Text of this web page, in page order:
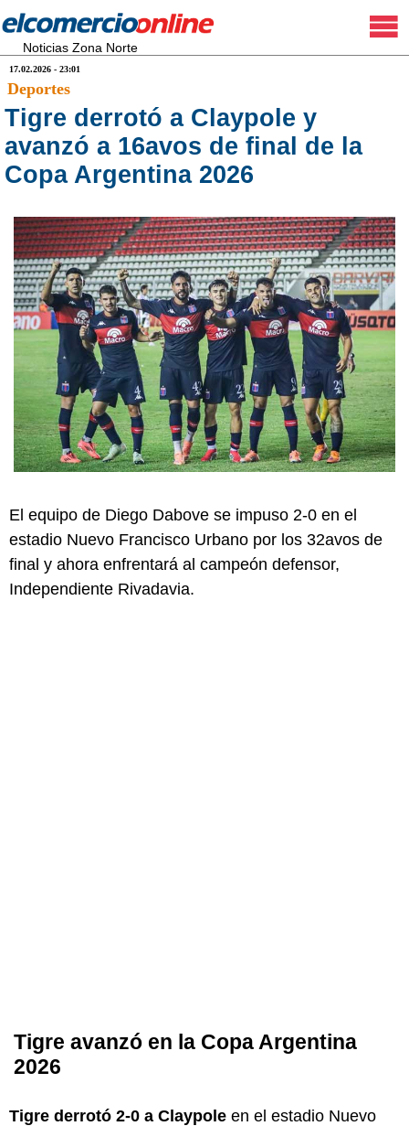
Noticias Zona Norte
17.02.2026 - 23:01
Deportes
Tigre derrotó a Claypole y
avanzó a 16avos de final de la
Copa Argentina 2026
El equipo de Diego Dabove se impuso 2-0 en el
estadio Nuevo Francisco Urbano por los 32avos de
final y ahora enfrentará al campeón defensor,
Independiente Rivadavia.
Tigre avanzó en la Copa Argentina
2026
Tigre derrotó 2-0 a Claypole en el estadio Nuevo